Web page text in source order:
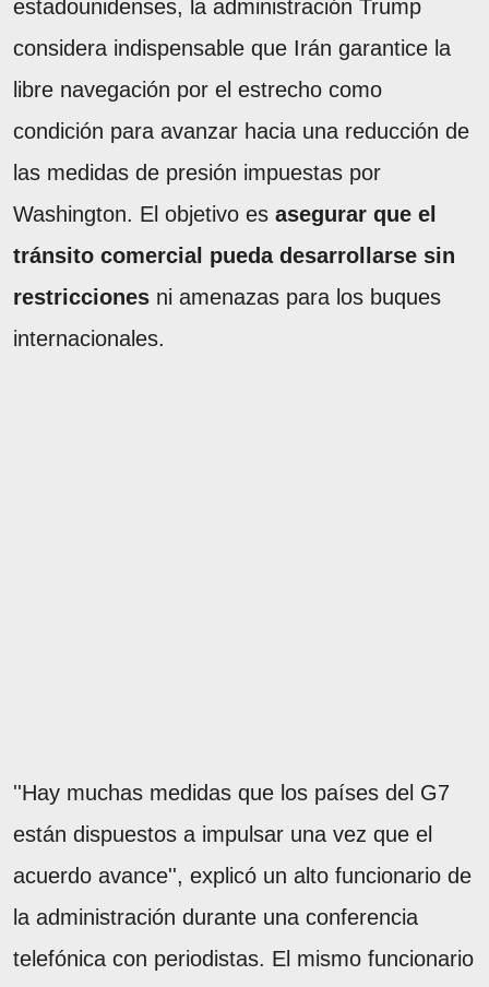
estadounidenses, la administración Trump
considera indispensable que Irán garantice la
libre navegación por el estrecho como
condición para avanzar hacia una reducción de
las medidas de presión impuestas por
Washington. El objetivo es asegurar que el
tránsito comercial pueda desarrollarse sin
restricciones ni amenazas para los buques
internacionales.
''Hay muchas medidas que los países del G7
están dispuestos a impulsar una vez que el
acuerdo avance'', explicó un alto funcionario de
la administración durante una conferencia
telefónica con periodistas. El mismo funcionario